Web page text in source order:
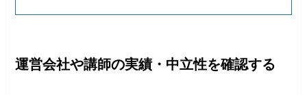
運営会社や講師の実績・中立性を確認する